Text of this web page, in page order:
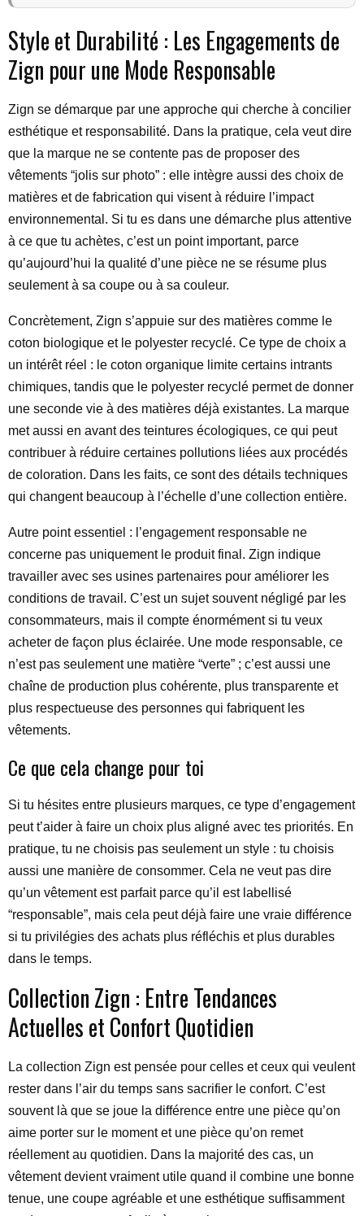
Style et Durabilité : Les Engagements de
Zign pour une Mode Responsable
Zign se démarque par une approche qui cherche à concilier
esthétique et responsabilité. Dans la pratique, cela veut dire
que la marque ne se contente pas de proposer des
vêtements “jolis sur photo” : elle intègre aussi des choix de
matières et de fabrication qui visent à réduire l’impact
environnemental. Si tu es dans une démarche plus attentive
à ce que tu achètes, c’est un point important, parce
qu’aujourd’hui la qualité d’une pièce ne se résume plus
seulement à sa coupe ou à sa couleur.
Concrètement, Zign s’appuie sur des matières comme le
coton biologique et le polyester recyclé. Ce type de choix a
un intérêt réel : le coton organique limite certains intrants
chimiques, tandis que le polyester recyclé permet de donner
une seconde vie à des matières déjà existantes. La marque
met aussi en avant des teintures écologiques, ce qui peut
contribuer à réduire certaines pollutions liées aux procédés
de coloration. Dans les faits, ce sont des détails techniques
qui changent beaucoup à l’échelle d’une collection entière.
Autre point essentiel : l’engagement responsable ne
concerne pas uniquement le produit final. Zign indique
travailler avec ses usines partenaires pour améliorer les
conditions de travail. C’est un sujet souvent négligé par les
consommateurs, mais il compte énormément si tu veux
acheter de façon plus éclairée. Une mode responsable, ce
n’est pas seulement une matière “verte” ; c’est aussi une
chaîne de production plus cohérente, plus transparente et
plus respectueuse des personnes qui fabriquent les
vêtements.
Ce que cela change pour toi
Si tu hésites entre plusieurs marques, ce type d’engagement
peut t’aider à faire un choix plus aligné avec tes priorités. En
pratique, tu ne choisis pas seulement un style : tu choisis
aussi une manière de consommer. Cela ne veut pas dire
qu’un vêtement est parfait parce qu’il est labellisé
“responsable”, mais cela peut déjà faire une vraie différence
si tu privilégies des achats plus réfléchis et plus durables
dans le temps.
Collection Zign : Entre Tendances
Actuelles et Confort Quotidien
La collection Zign est pensée pour celles et ceux qui veulent
rester dans l’air du temps sans sacrifier le confort. C’est
souvent là que se joue la différence entre une pièce qu’on
aime porter sur le moment et une pièce qu’on remet
réellement au quotidien. Dans la majorité des cas, un
vêtement devient vraiment utile quand il combine une bonne
tenue, une coupe agréable et une esthétique suffisamment